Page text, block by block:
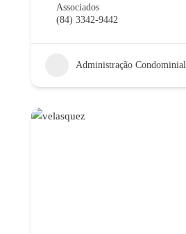
Associados
(84) 3342-9442
Administração Condominial